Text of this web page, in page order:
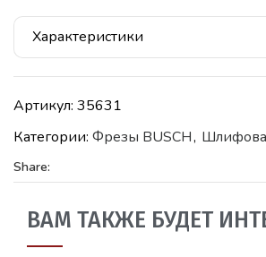
Характеристики
Артикул: 35631
Категории: Фрезы BUSCH,
Share:
ВАМ ТАКЖЕ БУДЕТ